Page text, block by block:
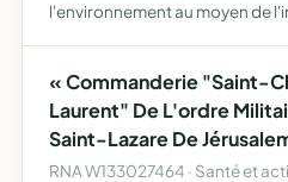
l'environnement au moyen de
en …
« Commanderie "Saint-
Laurent" De L'ordre
Saint-Lazare De
RNA W133027464 · Santé et